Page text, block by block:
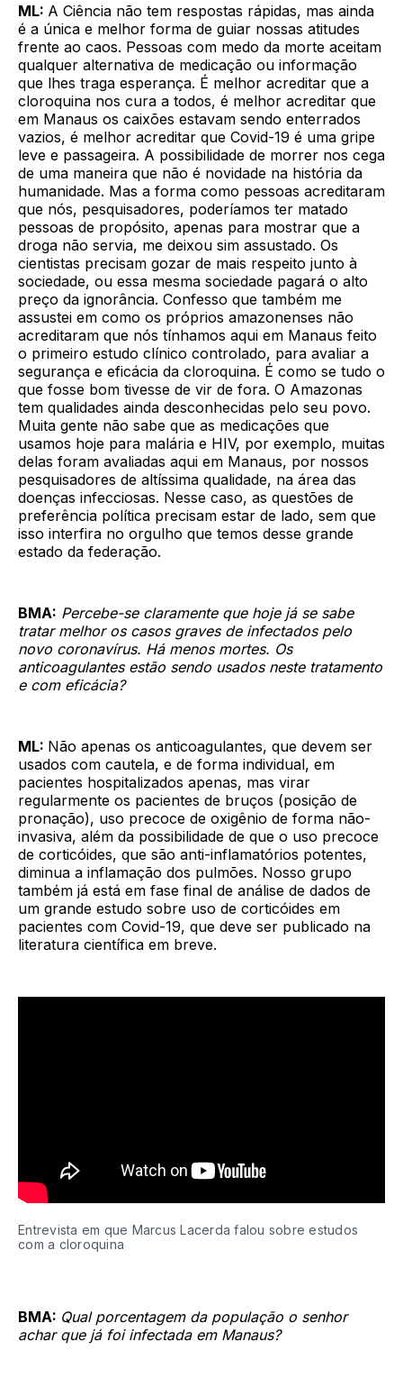
ML: A Ciência não tem respostas rápidas, mas ainda
é a única e melhor forma de guiar nossas atitudes
frente ao caos. Pessoas com medo da morte aceitam
qualquer alternativa de medicação ou informação
que lhes traga esperança. É melhor acreditar que a
cloroquina nos cura a todos, é melhor acreditar que
em Manaus os caixões estavam sendo enterrados
vazios, é melhor acreditar que Covid-19 é uma gripe
leve e passageira. A possibilidade de morrer nos cega
de uma maneira que não é novidade na história da
humanidade. Mas a forma como pessoas acreditaram
que nós, pesquisadores, poderíamos ter matado
pessoas de propósito, apenas para mostrar que a
droga não servia, me deixou sim assustado. Os
cientistas precisam gozar de mais respeito junto à
sociedade, ou essa mesma sociedade pagará o alto
preço da ignorância. Confesso que também me
assustei em como os próprios amazonenses não
acreditaram que nós tínhamos aqui em Manaus feito
o primeiro estudo clínico controlado, para avaliar a
segurança e eficácia da cloroquina. É como se tudo o
que fosse bom tivesse de vir de fora. O Amazonas
tem qualidades ainda desconhecidas pelo seu povo.
Muita gente não sabe que as medicações que
usamos hoje para malária e HIV, por exemplo, muitas
delas foram avaliadas aqui em Manaus, por nossos
pesquisadores de altíssima qualidade, na área das
doenças infecciosas. Nesse caso, as questões de
preferência política precisam estar de lado, sem que
isso interfira no orgulho que temos desse grande
estado da federação.
BMA: Percebe-se claramente que hoje já se sabe
tratar melhor os casos graves de infectados pelo
novo coronavírus. Há menos mortes. Os
anticoagulantes estão sendo usados neste tratamento
e com eficácia?
ML: Não apenas os anticoagulantes, que devem ser
usados com cautela, e de forma individual, em
pacientes hospitalizados apenas, mas virar
regularmente os pacientes de bruços (posição de
pronação), uso precoce de oxigênio de forma não-
invasiva, além da possibilidade de que o uso precoce
de corticóides, que são anti-inflamatórios potentes,
diminua a inflamação dos pulmões. Nosso grupo
também já está em fase final de análise de dados de
um grande estudo sobre uso de corticóides em
pacientes com Covid-19, que deve ser publicado na
literatura científica em breve.
Entrevista em que Marcus Lacerda falou sobre estudos
com a cloroquina
BMA: Qual porcentagem da população o senhor
achar que já foi infectada em Manaus?